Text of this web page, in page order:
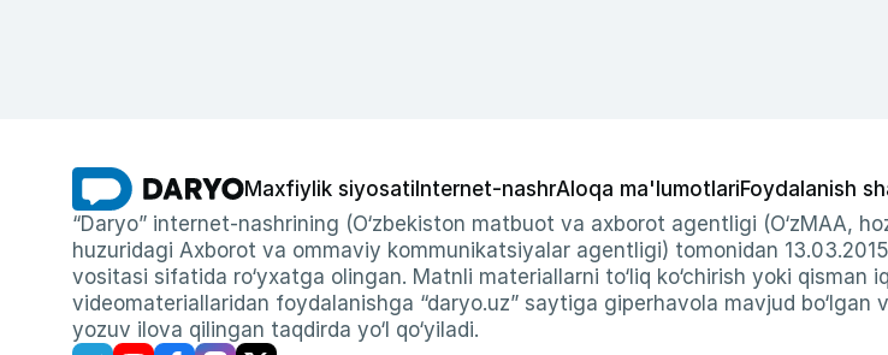
Maxfiylik siyosati Internet-nashrAloqa ma'lumotlariFoydalanish
“Daryo” internet-nashrining (O‘zbekiston matbuot va axborot agentligi (O‘zMAA,
huzuridagi Axborot va ommaviy kommunikatsiyalar agentligi) tomonidan
vositasi sifatida ro‘yxatga olingan. Matnli materiallarni to‘liq ko‘chirish yoki
videomateriallaridan foydalanishga “daryo.uz” saytiga giperhavola mavjud
yozuv ilova qilingan taqdirda yo‘l qo‘yiladi.